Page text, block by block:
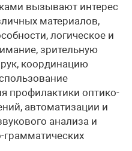
вызывают интерес
материалов,
логическое и
зрительную
координацию
профилактики оптико-
автоматизации и
анализа и
грамматических